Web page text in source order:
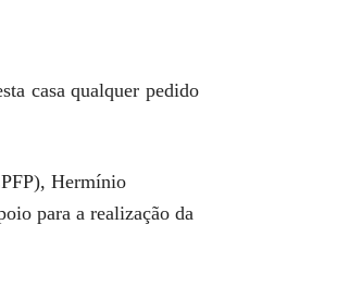
casa qualquer pedido
Hermínio
para a realização da